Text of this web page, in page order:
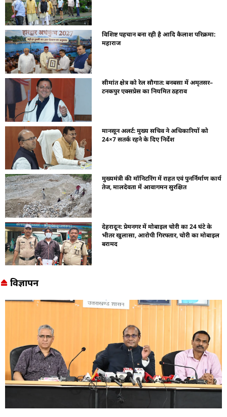
विशिष्ट पहचान बना रही है आदि कैलाश परिक्रमा:
महाराज
सीमांत क्षेत्र को रेल सौगात: बनबसा में अमृतसर–
टनकपुर एक्सप्रेस का नियमित ठहराव
मानसून अलर्ट: मुख्य सचिव ने अधिकारियों को
24×7 सतर्क रहने के दिए निर्देश
मुख्यमंत्री की मॉनिटरिंग में राहत एवं पुनर्निर्माण कार्य
तेज, मालदेवता में आवागमन सुरक्षित
देहरादून: प्रेमनगर में मोबाइल चोरी का 24 घंटे के
भीतर खुलासा, आरोपी गिरफ्तार, चोरी का मोबाइल
बरामद
विज्ञापन